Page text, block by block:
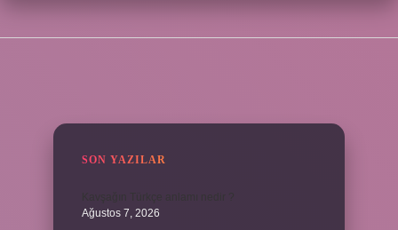
SON YAZILAR
Ağustos 7, 2026